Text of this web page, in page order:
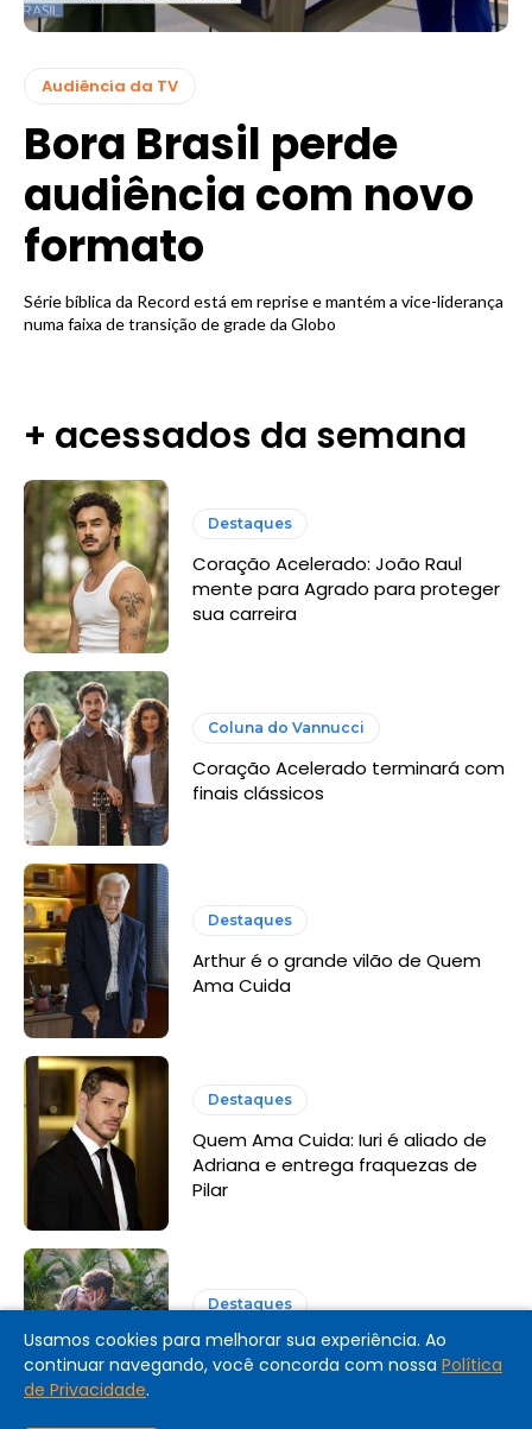
Audiência da TV
Bora Brasil perde
audiência com novo
formato
Série bíblica da Record está em reprise e mantém a vice-liderança
numa faixa de transição de grade da Globo
+ acessados da semana
Destaques
Coração Acelerado: João Raul
mente para Agrado para proteger
sua carreira
Coluna do Vannucci
Coração Acelerado terminará com
finais clássicos
Destaques
Arthur é o grande vilão de Quem
Ama Cuida
Destaques
Quem Ama Cuida: Iuri é aliado de
Adriana e entrega fraquezas de
Pilar
Destaques
Coração Acelerado: resumo dos
últimos capítulos
Usamos cookies para melhorar sua experiência. Ao
continuar navegando, você concorda com nossa Política
de Privacidade.